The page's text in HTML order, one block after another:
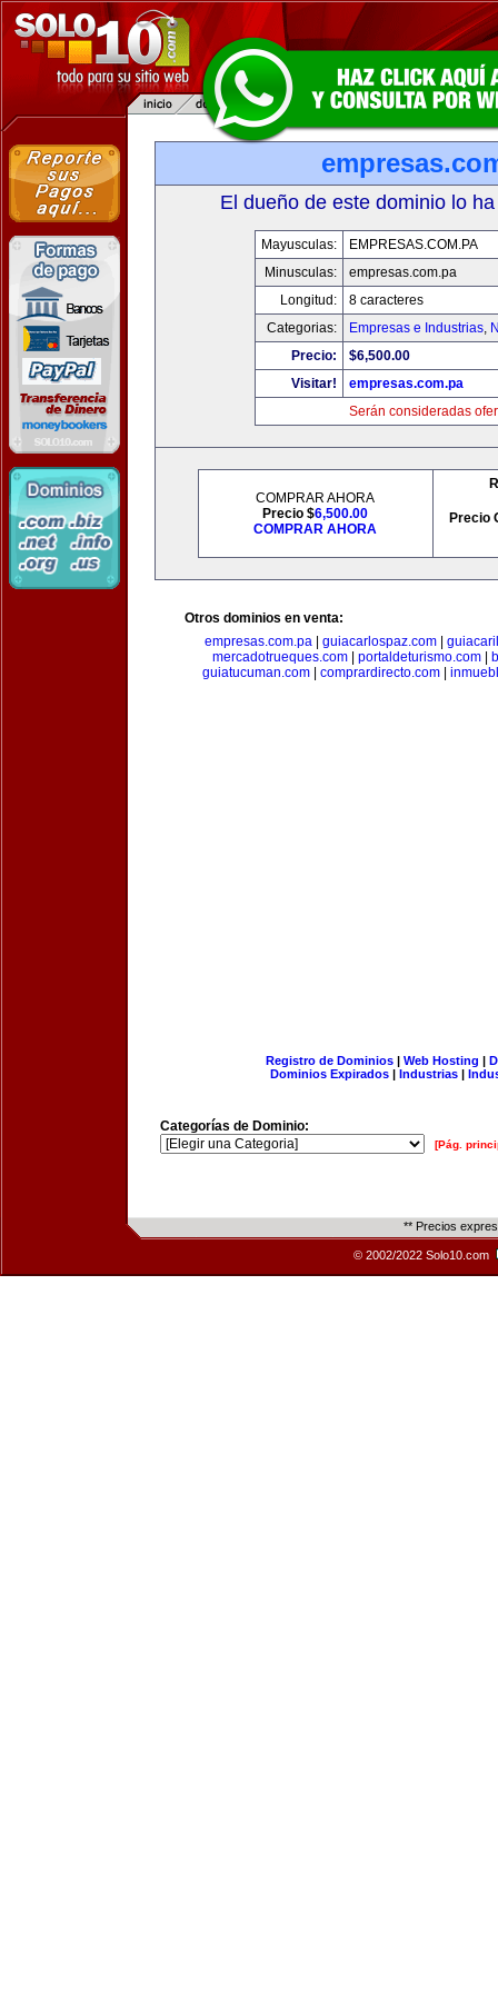
El dueño de este dominio lo
Mayusculas:
EMPRESAS.COM.PA
Minusculas:
empresas.com.pa
Longitud:
8 caracteres
Categorias:
Empresas e Industrias,
Precio:
$6,500.00
Visitar!
empresas.com.pa
Serán consideradas
COMPRAR AHORA
Precio $6,500.00
COMPRAR AHORA
Precio
Otros dominios en venta:
empresas.com.pa| guiacarlospaz.com|
mercadotrueques.com| portaldeturismo.com|
guiatucuman.com
comprardirecto.com
Registro de Dominios| Web Hosting |
Dominios Expirados | Industrias |
Categorías de Dominio:
[Pág.
** Precios
© 2002/2022 Solo10.com